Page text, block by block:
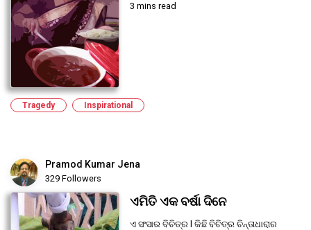
3 mins read
Tragedy Inspirational
Pramod Kumar Jena
329 Followers
ଏମିତି ଏକ ବର୍ଷା ଦିନେ
ଏ ସଂସାର ବିଚିତ୍ର l କିଛି ବିଚିତ୍ର ଚିନ୍ତାଧାରାର